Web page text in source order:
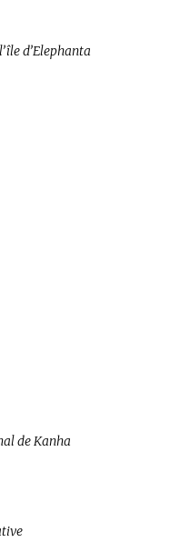
d’Elephanta
de Kanha